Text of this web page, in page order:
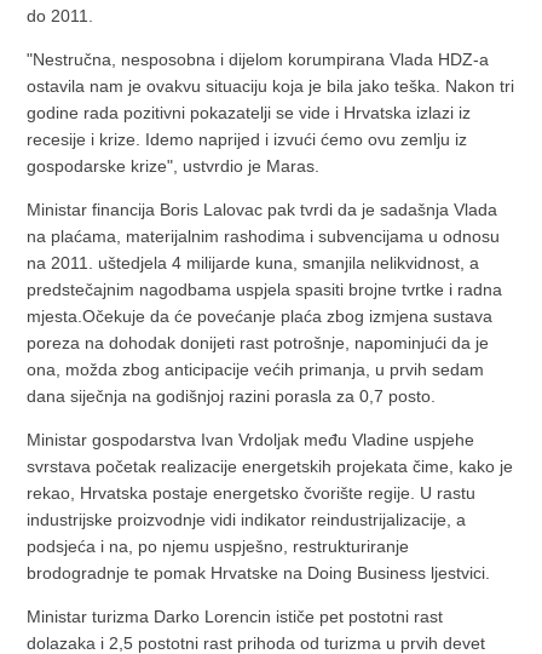
do 2011.
"Nestručna, nesposobna i dijelom korumpirana Vlada HDZ-a
ostavila nam je ovakvu situaciju koja je bila jako teška. Nakon tri
godine rada pozitivni pokazatelji se vide i Hrvatska izlazi iz
recesije i krize. Idemo naprijed i izvući ćemo ovu zemlju iz
gospodarske krize", ustvrdio je Maras.
Ministar financija Boris Lalovac pak tvrdi da je sadašnja Vlada
na plaćama, materijalnim rashodima i subvencijama u odnosu
na 2011. uštedjela 4 milijarde kuna, smanjila nelikvidnost, a
predstečajnim nagodbama uspjela spasiti brojne tvrtke i radna
mjesta.Očekuje da će povećanje plaća zbog izmjena sustava
poreza na dohodak donijeti rast potrošnje, napominjući da je
ona, možda zbog anticipacije većih primanja, u prvih sedam
dana siječnja na godišnjoj razini porasla za 0,7 posto.
Ministar gospodarstva Ivan Vrdoljak među Vladine uspjehe
svrstava početak realizacije energetskih projekata čime, kako je
rekao, Hrvatska postaje energetsko čvorište regije. U rastu
industrijske proizvodnje vidi indikator reindustrijalizacije, a
podsjeća i na, po njemu uspješno, restrukturiranje
brodogradnje te pomak Hrvatske na Doing Business ljestvici.
Ministar turizma Darko Lorencin ističe pet postotni rast
dolazaka i 2,5 postotni rast prihoda od turizma u prvih devet